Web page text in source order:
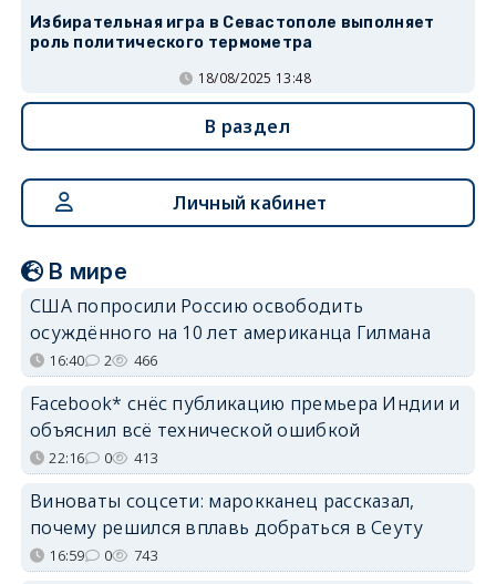
Избирательная игра в Севастополе выполняет
роль политического термометра
18/08/2025 13:48
В раздел
Личный кабинет
В мире
США попросили Россию освободить
осуждённого на 10 лет американца Гилмана
16:40 2 466
Facebook* снёс публикацию премьера Индии и
объяснил всё технической ошибкой
22:16 0 413
Виноваты соцсети: марокканец рассказал,
почему решился вплавь добраться в Сеуту
16:59 0 743